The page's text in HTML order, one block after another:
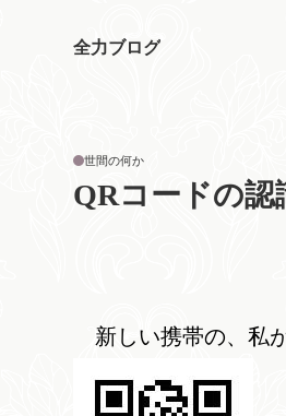
全力ブログ
QRコードの
世間の何か
新しい携帯の、私